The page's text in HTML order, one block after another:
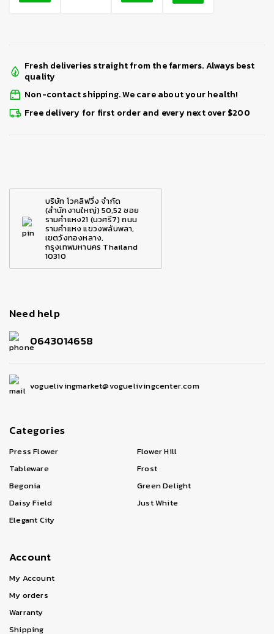
Fresh deliveries straight from the farmers. Always best
quality
Non-contact shipping. We care about your health!
Free delivery for first order and every next over $200
บริษัท โวคลิฟวิ่ง จำกัด
(สำนักงานใหญ่) 50,52 ซอย
รามคำแหง21 (นวศรี7) ถนน
รามคำแหง แขวงพลับพลา,
เขตวังทองหลาง,
กรุงเทพมหานคร Thailand
10310
Need help
0643014658
voguelivingmarket@voguelivingcenter.com
Categories
Press Flower
Tableware
Begonia
Daisy Field
Elegant City
Flower Hill
Frost
Green Delight
Just White
Account
My Account
My orders
Warranty
Shipping